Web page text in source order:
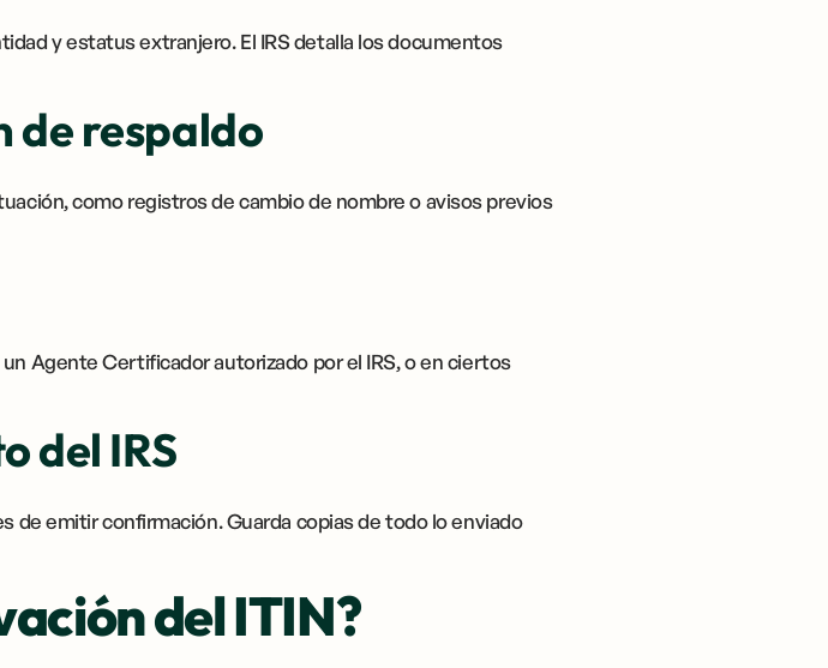
y estatus extranjero. El IRS detalla los documentos
de respaldo
como registros de cambio de nombre o avisos previos
Agente Certificador autorizado por el IRS, o en ciertos
del IRS
de emitir confirmación. Guarda copias de todo lo enviado
del ITIN?